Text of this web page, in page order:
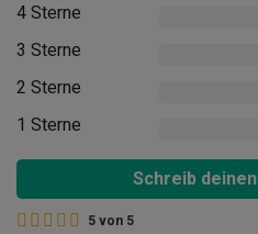
4 Sterne
3 Sterne
2 Sterne
1 Sterne
Schreib
5 von 5